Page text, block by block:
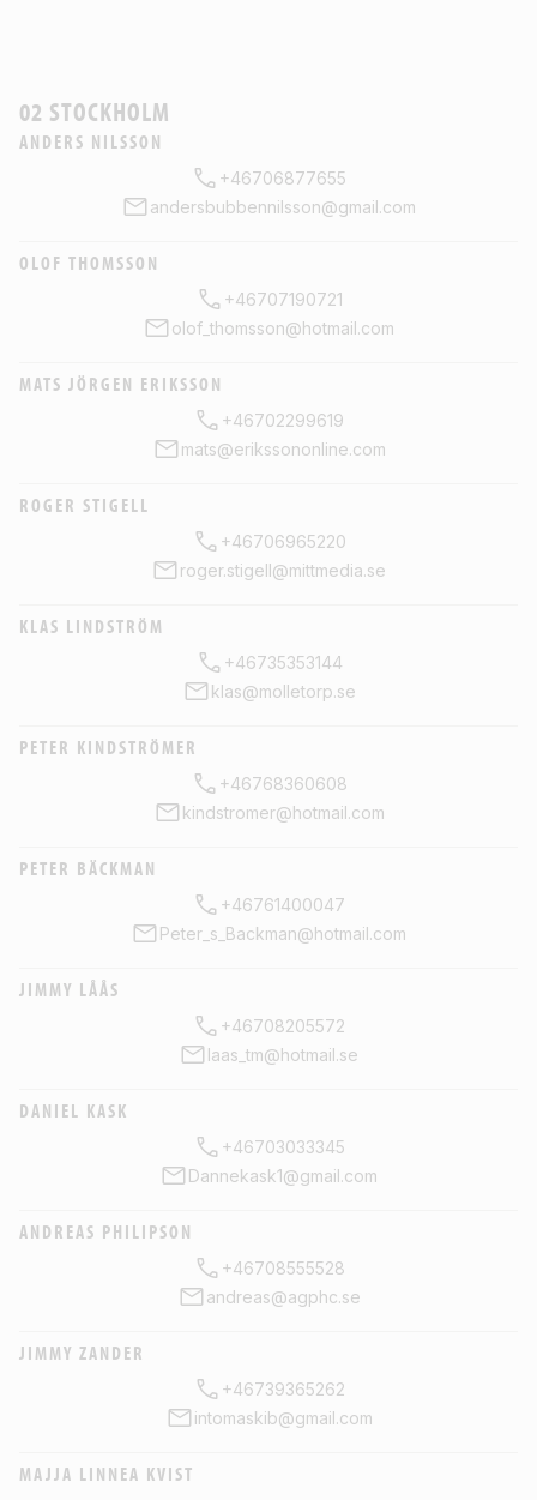
02 STOCKHOLM
ANDERS NILSSON
+46706877655
andersbubbennilsson@gmail.com
OLOF THOMSSON
+46707190721
olof_thomsson@hotmail.com
MATS JÖRGEN ERIKSSON
+46702299619
mats@erikssononline.com
ROGER STIGELL
+46706965220
roger.stigell@mittmedia.se
KLAS LINDSTRÖM
+46735353144
klas@molletorp.se
PETER KINDSTRÖMER
+46768360608
kindstromer@hotmail.com
PETER BÄCKMAN
+46761400047
Peter_s_Backman@hotmail.com
JIMMY LÅÅS
+46708205572
laas_tm@hotmail.se
DANIEL KASK
+46703033345
Dannekask1@gmail.com
ANDREAS PHILIPSON
+46708555528
andreas@agphc.se
JIMMY ZANDER
+46739365262
intomaskib@gmail.com
MAJJA LINNEA KVIST